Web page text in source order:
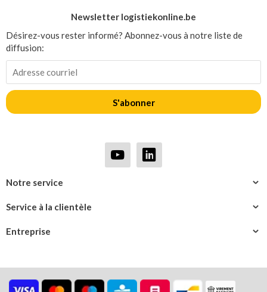
Entreprise
Service à la clientèle
Notre service
Newsletter logistiekonline.be
Désirez-vous rester informé? Abonnez-vous à notre liste de
diffusion:
S'abonner